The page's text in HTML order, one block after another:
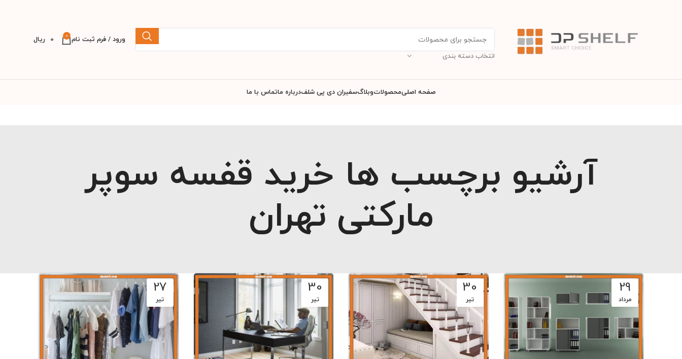
انتخاب دسته بندی
ورود / فرم ثبت نام 0
0 ریال
صفحه اصلیمحصولاتوبلاگسفیران دی پی شلفدرباره ماتماس با ما
آرشیو برچسب ها خرید قفسه سوپر
مارکتی تهران
29
مرداد
30
تیر
30
تیر
27
تیر